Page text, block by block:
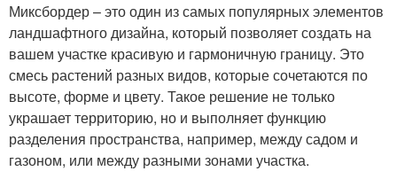
Миксбордер – это один из самых популярных элементов
ландшафтного дизайна, который позволяет создать на
вашем участке красивую и гармоничную границу. Это
смесь растений разных видов, которые сочетаются по
высоте, форме и цвету. Такое решение не только
украшает территорию, но и выполняет функцию
разделения пространства, например, между садом и
газоном, или между разными зонами участка.